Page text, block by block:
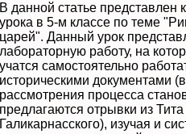
В данной статье представлен
урока в 5-м классе по теме
царей". Данный урок
лабораторную работу, на
учатся самостоятельно
историческими документами
рассмотрения процесса
предлагаются отрывки из
Галикарнасского), изучая и